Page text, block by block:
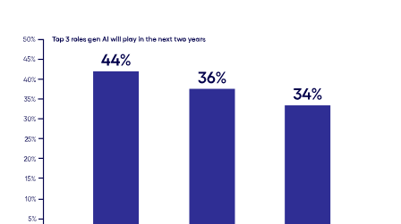
Carousel starts